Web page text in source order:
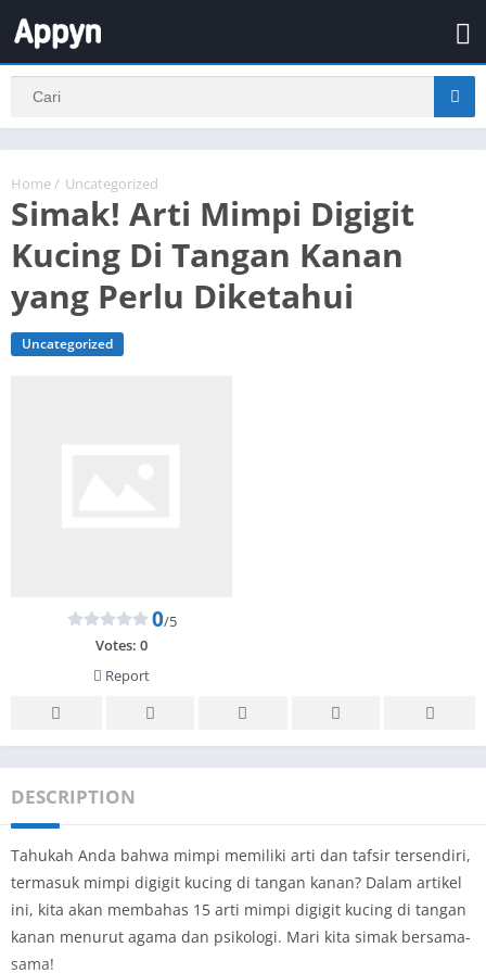
Home / Uncategorized
Simak! Arti Mimpi Digigit
Kucing Di Tangan Kanan
yang Perlu Diketahui
Uncategorized
0/5
Votes: 0
Report
DESCRIPTION
Tahukah Anda bahwa mimpi memiliki arti dan tafsir tersendiri,
termasuk mimpi digigit kucing di tangan kanan? Dalam artikel
ini, kita akan membahas 15 arti mimpi digigit kucing di tangan
kanan menurut agama dan psikologi. Mari kita simak bersama-
sama!